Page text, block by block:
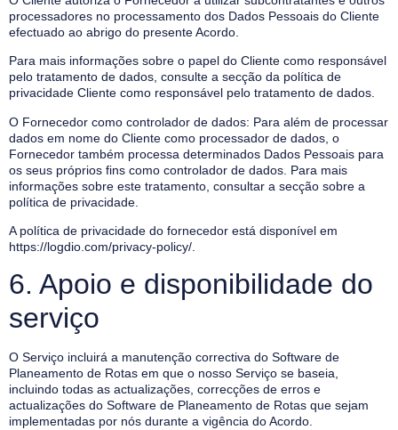
processadores no processamento dos Dados Pessoais do Cliente
efectuado ao abrigo do presente Acordo.
Para mais informações sobre o papel do Cliente como responsável
pelo tratamento de dados, consulte a secção da política de
privacidade Cliente como responsável pelo tratamento de dados.
O Fornecedor como controlador de dados: Para além de processar
dados em nome do Cliente como processador de dados, o
Fornecedor também processa determinados Dados Pessoais para
os seus próprios fins como controlador de dados. Para mais
informações sobre este tratamento, consultar a secção sobre a
política de privacidade.
A política de privacidade do fornecedor está disponível em
https://logdio.com/privacy-policy/
6. Apoio e disponibilidade do
serviço
O Serviço incluirá a manutenção correctiva do Software de
Planeamento de Rotas em que o nosso Serviço se baseia,
incluindo todas as actualizações, correcções de erros e
actualizações do Software de Planeamento de Rotas que sejam
implementadas por nós durante a vigência do Acordo.